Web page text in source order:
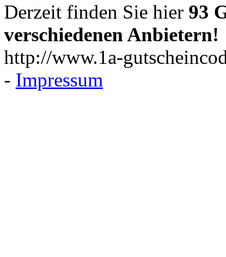
Derzeit finden Sie hier 93
verschiedenen Anbietern!
http://www.1a-
- Impressum